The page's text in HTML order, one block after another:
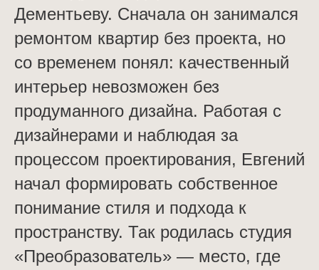
Дементьеву. Сначала он занимался
ремонтом квартир без проекта, но
со временем понял: качественный
интерьер невозможен без
продуманного дизайна. Работая с
дизайнерами и наблюдая за
процессом проектирования, Евгений
начал формировать собственное
понимание стиля и подхода к
пространству. Так родилась студия
«Преобразователь» — место, где